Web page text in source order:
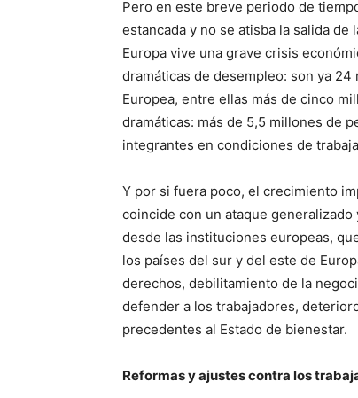
Pero en este breve periodo de
estancada y no se atisba la salida de
Europa vive una grave crisis
dramáticas de desempleo: son ya
Europea, entre ellas más de cinco
dramáticas: más de 5,5 millones de
integrantes en condiciones de
Y por si fuera poco, el crecimiento
coincide con un ataque
desde las instituciones europeas,
los países del sur y del este de
derechos, debilitamiento de la
defender a los trabajadores,
precedentes al Estado de bienestar.
Reformas y ajustes contra los